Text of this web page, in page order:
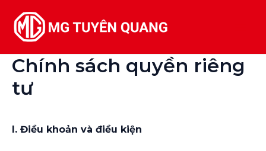
content
Chính sách quyền riêng
tư
I. Điều khoản và điều kiện